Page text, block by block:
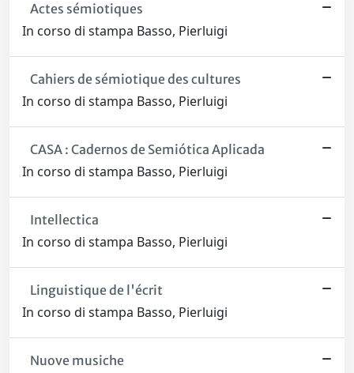
Actes sémiotiques
In corso di stampa Basso, Pierluigi
Cahiers de sémiotique des cultures
In corso di stampa Basso, Pierluigi
CASA : Cadernos de Semiótica Aplicada
In corso di stampa Basso, Pierluigi
Intellectica
In corso di stampa Basso, Pierluigi
Linguistique de l'écrit
In corso di stampa Basso, Pierluigi
Nuove musiche